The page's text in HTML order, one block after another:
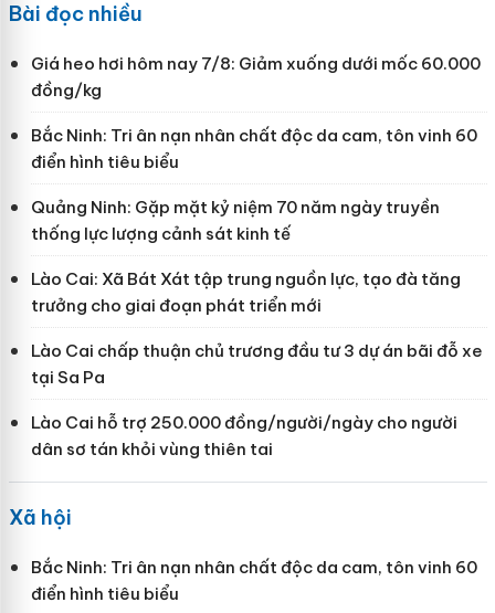
Bài đọc nhiều
Giá heo hơi hôm nay 7/8: Giảm xuống dưới mốc 60.000
đồng/kg
Bắc Ninh: Tri ân nạn nhân chất độc da cam, tôn vinh 60
điển hình tiêu biểu
Quảng Ninh: Gặp mặt kỷ niệm 70 năm ngày truyền
thống lực lượng cảnh sát kinh tế
Lào Cai: Xã Bát Xát tập trung nguồn lực, tạo đà tăng
trưởng cho giai đoạn phát triển mới
Lào Cai chấp thuận chủ trương đầu tư 3 dự án bãi đỗ xe
tại Sa Pa
Lào Cai hỗ trợ 250.000 đồng/người/ngày cho người
dân sơ tán khỏi vùng thiên tai
Xã hội
Bắc Ninh: Tri ân nạn nhân chất độc da cam, tôn vinh 60
điển hình tiêu biểu